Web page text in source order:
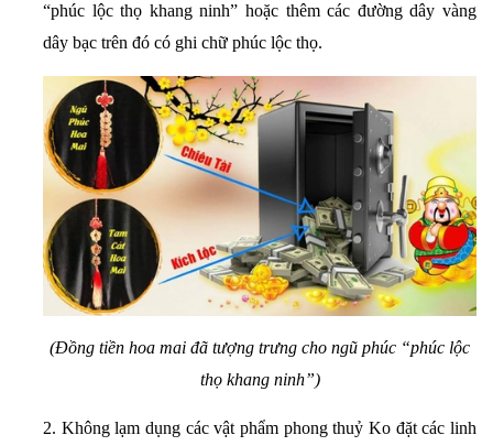
“phúc lộc thọ khang ninh” hoặc thêm các đường dây vàng
dây bạc trên đó có ghi chữ phúc lộc thọ.
(Đồng tiền hoa mai đã tượng trưng cho ngũ phúc “phúc lộc
thọ khang ninh”)
2. Không lạm dụng các vật phẩm phong thuỷ Ko đặt các linh